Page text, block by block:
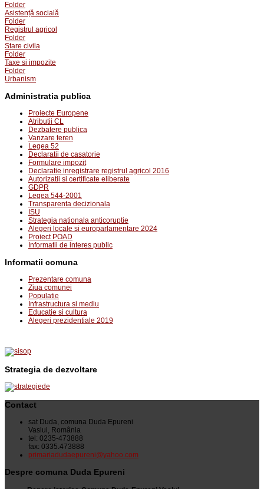
Folder
Asistență socială
Folder
Registrul agricol
Folder
Stare civila
Folder
Taxe si impozite
Folder
Urbanism
Administratia publica
Proiecte Europene
Atributii CL
Dezbatere publica
Vanzare teren
Legea 52
Declaratii de casatorie
Formulare impozit
Declaratie inregistrare registrul agricol 2016
Autorizatii si certificate eliberate
GDPR
Legea 544-2001
Transparenta decizionala
ISU
Strategia nationala anticoruptie
Alegeri locale si europarlamentare 2024
Proiect POAD
Informatii de interes public
Informatii comuna
Prezentare comuna
Ziua comunei
Populatie
Infrastructura si mediu
Educatie si cultura
Alegeri prezidentiale 2019
Strategia de dezvoltare
Contact
sat Duda, comuna Duda Epureni
Vaslui, România
tel: 0235-473888
fax: 0335.473888
primariadudaepureni@yahoo.com
Despre comuna Duda Epureni